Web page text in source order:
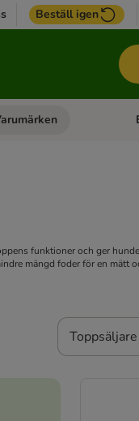
Beställ igen
category menu:
funktioner och ger
mängd foder för en mätt
Toppsäljare